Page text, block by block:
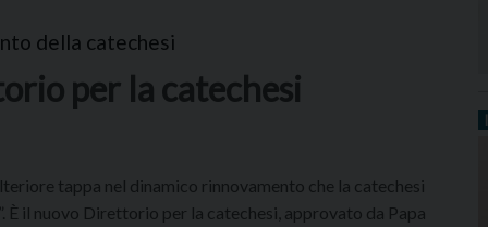
della catechesi
per la catechesi
tappa nel dinamico rinnovamento che la catechesi
È il nuovo Direttorio per la catechesi, approvato da Papa